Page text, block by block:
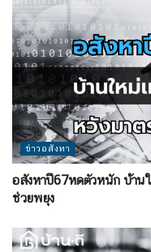
ข่าวอสังหา
อสังหาปี67หดตัวหนัก บ้าน
ช่วยพยุง